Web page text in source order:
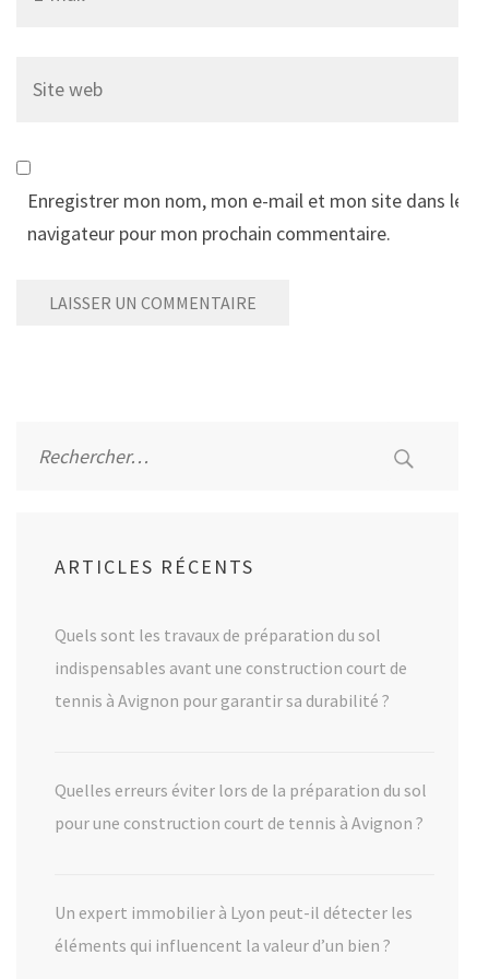
web
Enregistrer mon nom, mon e-mail et mon site dans le
navigateur pour mon prochain commentaire.
ARTICLES RÉCENTS
Quels sont les travaux de préparation du sol
indispensables avant une construction court de
tennis à Avignon pour garantir sa durabilité ?
Quelles erreurs éviter lors de la préparation du sol
pour une construction court de tennis à Avignon ?
Un expert immobilier à Lyon peut-il détecter les
éléments qui influencent la valeur d’un bien ?